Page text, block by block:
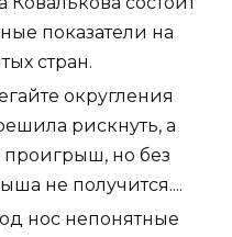
показатели на
стран.
округления
рискнуть, а
проигрыш, но без
не получится....
нос непонятные